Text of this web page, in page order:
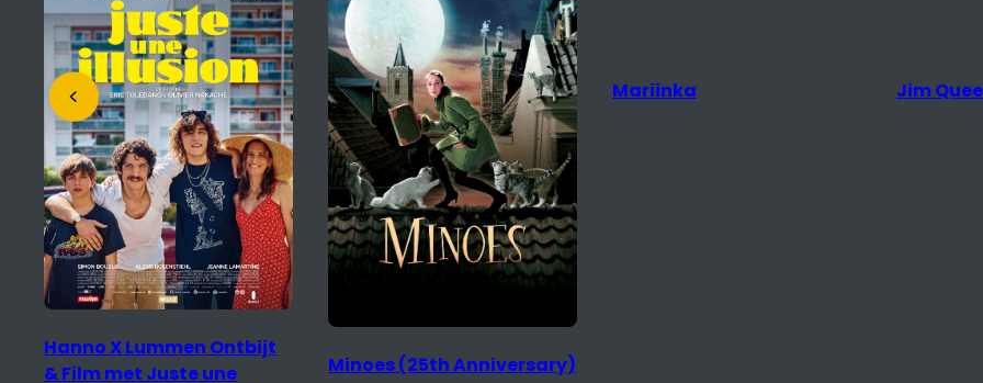
Hanno X Lummen Ontbijt
& Film met Juste une
Minoes (25th Anniversary)
Mariinka Jim